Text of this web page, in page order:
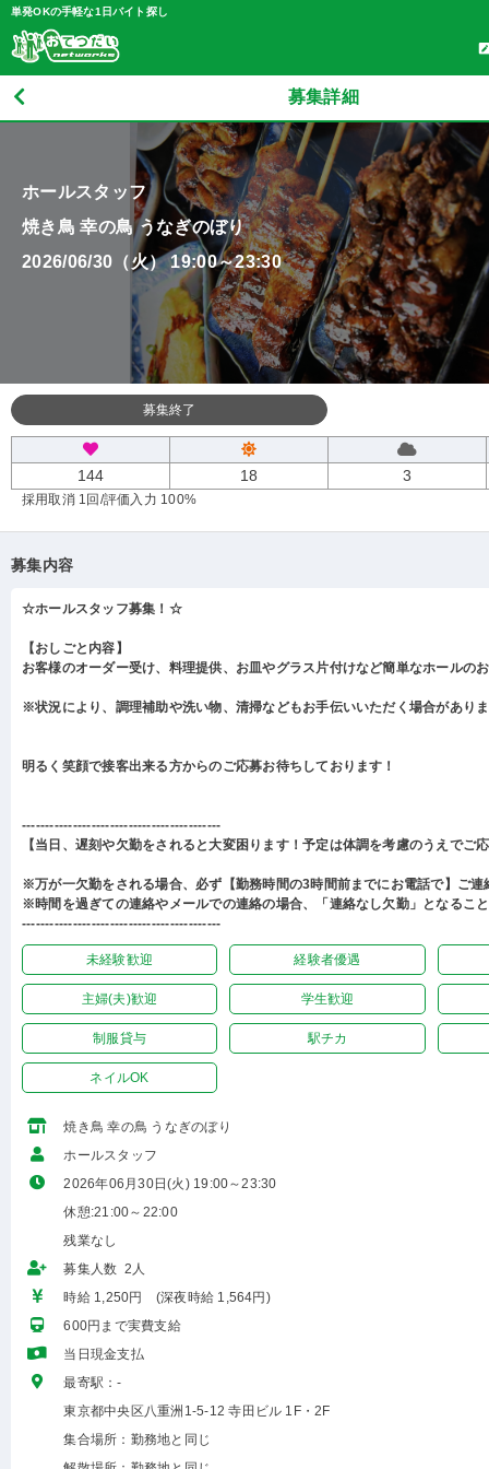
単発OKの手軽な1日バイト探し
募集詳細
ホールスタッフ
焼き鳥 幸の鳥 うなぎのぼり
2026/06/30（火） 19:00～23:30
募集終了
144 18 3
採用取消 1回 /評価入力 100%
募集内容
☆ホールスタッフ募集！☆
【おしごと内容】
お客様のオーダー受け、料理提供、お皿やグラス片付けなど簡単なホールの
※状況により、調理補助や洗い物、清掃などもお手伝いいただく場合があり
明るく笑顔で接客出来る方からのご応募お待ちしております！
-------------------------------------------
【当日、遅刻や欠勤をされると大変困ります！予定は体調を考慮のうえでご
※万が一欠勤をされる場合、必ず【勤務時間の3時間前までにお電話で】ご連
※時間を過ぎての連絡やメールでの連絡の場合、「連絡なし欠勤」となるこ
-------------------------------------------
未経験歓迎 経験者優遇
主婦(夫)歓迎 学生歓迎
制服貸与 駅チカ
ネイルOK
焼き鳥 幸の鳥 うなぎのぼり
ホールスタッフ
2026年06月30日(火) 19:00～23:30
休憩:21:00～22:00
残業なし
募集人数 2人
時給 1,250円 (深夜時給 1,564円)
600円まで実費支給
当日現金支払
最寄駅：-
東京都中央区八重洲1-5-12 寺田ビル 1F・2F
集合場所：勤務地と同じ